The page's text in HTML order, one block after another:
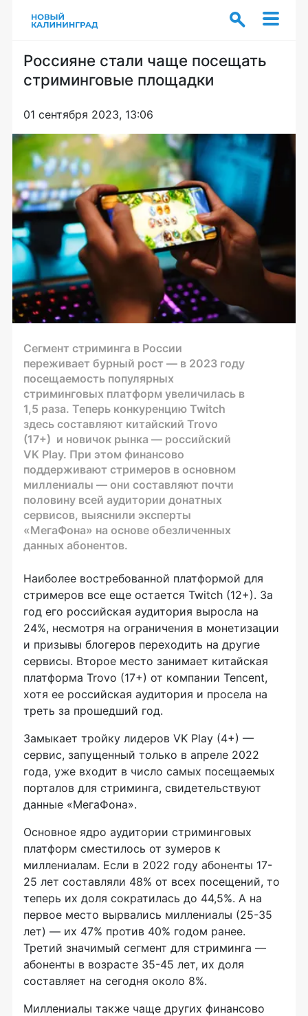
Россияне стали чаще посещать
стриминговые площадки
01 сентября 2023, 13:06
Сегмент стриминга в России
переживает бурный рост — в 2023 году
посещаемость популярных
стриминговых платформ увеличилась в
1,5 раза. Теперь конкуренцию Twitch
здесь составляют китайский Trovo
(17+) и новичок рынка — российский
VK Play. При этом финансово
поддерживают стримеров в основном
миллениалы — они составляют почти
половину всей аудитории донатных
сервисов, выяснили эксперты
«МегаФона» на основе обезличенных
данных абонентов.
Наиболее востребованной платформой для
стримеров все еще остается Twitch (12+). За
год его российская аудитория выросла на
24%, несмотря на ограничения в монетизации
и призывы блогеров переходить на другие
сервисы. Второе место занимает китайская
платформа Trovo (17+) от компании Tencent,
хотя ее российская аудитория и просела на
треть за прошедший год.
Замыкает тройку лидеров VK Play (4+) —
сервис, запущенный только в апреле 2022
года, уже входит в число самых посещаемых
порталов для стриминга, свидетельствуют
данные «МегаФона».
Основное ядро аудитории стриминговых
платформ сместилось от зумеров к
миллениалам. Если в 2022 году абоненты 17-
25 лет составляли 48% от всех посещений, то
теперь их доля сократилась до 44,5%. А на
первое место вырвались миллениалы (25-35
лет) — их 47% против 40% годом ранее.
Третий значимый сегмент для стриминга —
абоненты в возрасте 35-45 лет, их доля
составляет на сегодня около 8%.
Миллениалы также чаще других финансово